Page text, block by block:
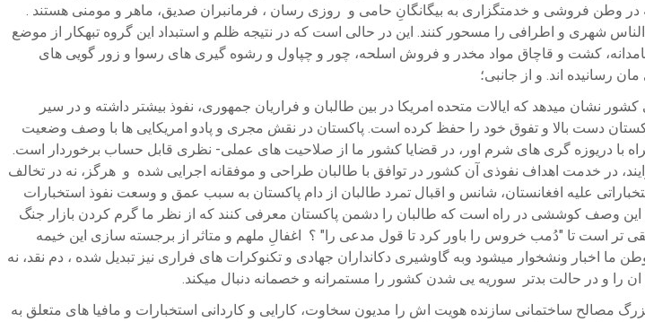
در وطن فروشی و خدمتگزاری به بیگانگانِ حامی و روزی رسان ، فرمانبران صدیق، ماهر و مومنی هستند .
شهری و اطرافی را مسحور کنند. این در حالی است که در نتیجه ظلم و استبداد این گروه تبهکار از موضع
کشت و قاچاق مواد مخدر و فروش اسلحه، چور و چپاول و رشوه گیری های رسوا و زور گویی های
رسانیده اند. و از جانبی؛
نشان میدهد که ایالات متحده امریکا در بین طالبان و فراریان جمهوری، نفوذ بیشتر داشته و در سیر
دست بالا و تفوق خود را حفظ کرده است. پاکستان در نقش مجری و پادو امریکایی ها با وصف وضعیت
با دریوزه گری های شرم اور، در قضایا کشور ما از صلاحیت های عملی- نظری قابل حساب برخوردار است.
در خدمت اهداف نفوذی آن کشور در توافق با طالبان طراحی و موفقانه اجرایی شده و هرگز، نه در تخالف
علیه افغانستان، شانس و اقبال تمرد طالبان از دام پاکستان به سبب عمق و وسعت نفوذ استخبارات
این وصف کوششی در راه است که طالبان را دشمن پاکستان معرفی کنند که از نظر ما گرم کردن بازار جنگ
تر است تا "دُمب خروس را باور کرد تا قول مدعی را" ؟ اغفالِ ملهم و متاثر از برجسته سازی این خیمه
اخبار ونشخوار میشود وبه گاوشیری دکانداران جهادی و تکنوکرات های فراری نیز تبدیل شده ، دم نقد، نه
را و در حالت بدتر سوریه یی شدن کشور را مستمرانه و خصمانه دنبال میکند.
مصالح ساختمانی سازنده هویت اش را مدیون سخاوت، کارایی و کاردانی استخبارات و مافیا های متعلق به